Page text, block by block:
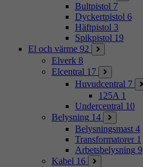
Bultpistol 7
Dyckertpistol 6
Häftpistol 3
Spikpistol 19
El och värme 92
Elverk 8
Elcentral 17
Huvudcentral 7
125A 1
Undercentral 10
Belysning 14
Belysningsmast 4
Transformatorer 1
Arbetsbelysning 9
Kabel 16